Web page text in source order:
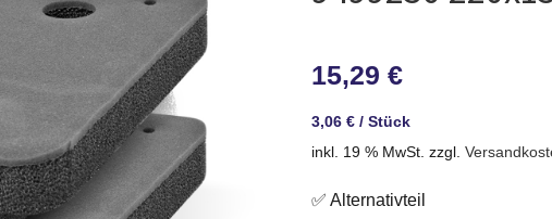
15,29 €
3,06 €/ Stück
inkl. 19 % MwSt. zzgl.
✅ Alternativteil